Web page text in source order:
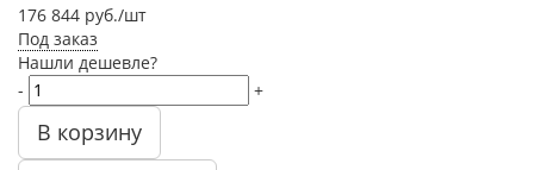
176 844 руб./шт
Под заказ
Нашли дешевле?
-
+
В корзину